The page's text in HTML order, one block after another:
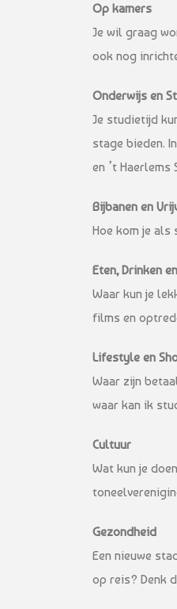
Op kamers
Je wil graag
ook nog
Onderwijs en
Je studietijd
stage bieden.
en ’t Haerlems
Bijbanen en
Hoe kom je als
Eten, Drinken
Waar kun je
films en
Lifestyle en
Waar zijn
waar kan ik
Cultuur
Wat kun je
Gezondheid
Een nieuwe
op reis? Denk